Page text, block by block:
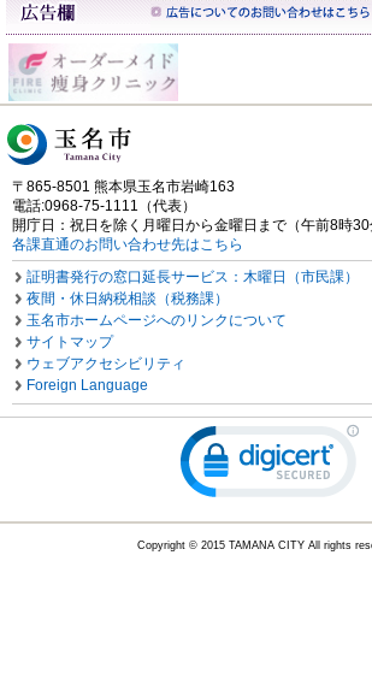
〒865-8501 熊本県玉名市岩崎163
電話:0968-75-1111（代表）
開庁日：祝日を除く月曜日から金曜日まで（午前8時30
各課直通のお問い合わせ先はこちら
証明書発行の窓口延長サービス：木曜日（市民課）
夜間・休日納税相談（税務課）
玉名市ホームページへのリンクについて
サイトマップ
ウェブアクセシビリティ
Foreign Language
Copyright © 2015 TAMANA CITY All rights